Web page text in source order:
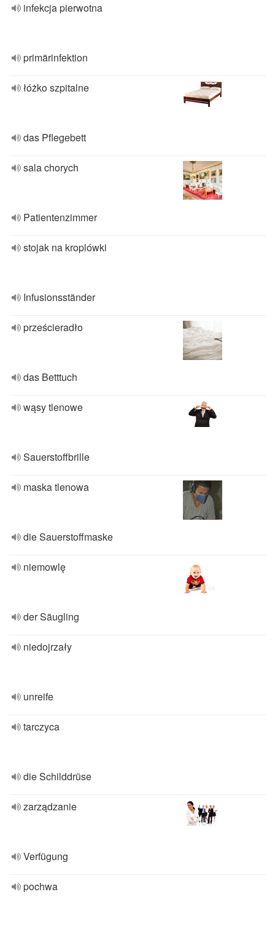
infekcja pierwotna
primärinfektion
łóżko szpitalne
das Pflegebett
sala chorych
Patientenzimmer
stojak na kroplówki
Infusionsständer
prześcieradło
das Betttuch
wąsy tlenowe
Sauerstoffbrille
maska tlenowa
die Sauerstoffmaske
niemowlę
der Säugling
niedojrzały
unreife
tarczyca
die Schilddrüse
zarządzanie
Verfügung
pochwa